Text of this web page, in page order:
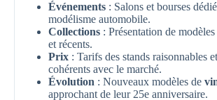
Événements : Salons et bourses
modélisme automobile.
Collections : Présentation de
et récents.
Prix : Tarifs des stands raisonnables et
cohérents avec le marché.
Évolution : Nouveaux modèles de
approchant de leur 25e anniversaire.